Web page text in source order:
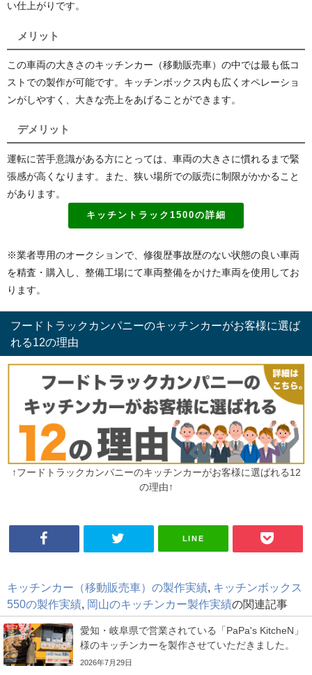
い仕上がりです。
メリット
この車両の大きさのキッチンカー（移動販売車）の中では最も低コ
ストでの製作が可能です。キッチンボックス内も広くオペレーショ
ンがしやすく、大きな売上をあげることができます。
デメリット
運転に苦手意識がある方にとっては、車両の大きさに慣れるまで緊
張感が高くなります。また、狭い場所での販売に制限がかかること
があります。
キッチントラック1500の詳細
※業者専用のオークションで、修復歴事故歴のない状態の良い車両
を精査・購入し、整備工場にて車両整備をかけた車両を使用してお
ります。
フードトラックカンパニーのキッチンカーがお客様に選ば
れる12の理由
↑フードトラックカンパニーのキッチンカーがお客様に選ばれる12
の理由↑
LINE
キッチンカー（移動販売車）の製作実績 キッチンボックス
550の製作実績 岡山のキッチンカー製作実績の関連記事
愛知・岐阜県で営業されている「PaPa's KitcheN」
様のキッチンカーを製作させていただきました。
2026年7月29日